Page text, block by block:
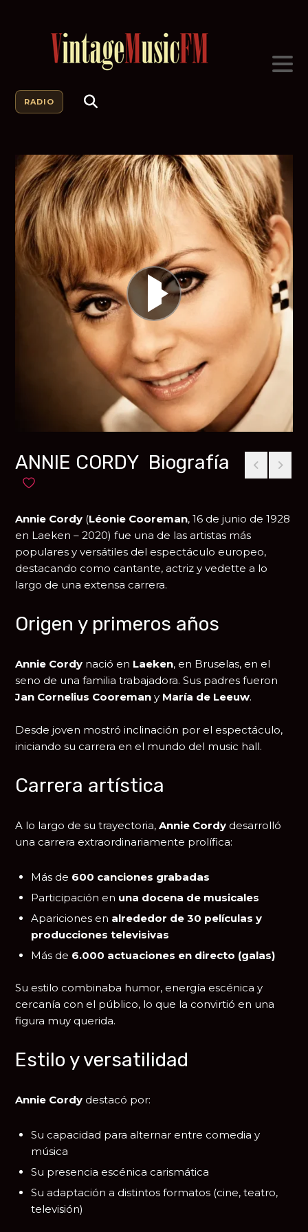
RADIO
ANNIE CORDY Biografía
Añadir a favoritos
Annie Cordy (Léonie Cooreman, 16 de junio de 1928
en Laeken – 2020) fue una de las artistas más
populares y versátiles del espectáculo europeo,
destacando como cantante, actriz y vedette a lo
largo de una extensa carrera.
Origen y primeros años
Annie Cordy nació en Laeken, en Bruselas, en el
seno de una familia trabajadora. Sus padres fueron
Jan Cornelius Cooreman y María de Leeuw.
Desde joven mostró inclinación por el espectáculo,
iniciando su carrera en el mundo del music hall.
Carrera artística
A lo largo de su trayectoria,Annie Cordy desarrolló
una carrera extraordinariamente prolífica:
Más de 600 canciones grabadas
Participación en una docena de musicales
Apariciones en alrededor de 30 películas y
producciones televisivas
Más de 6.000 actuaciones en directo (galas)
Su estilo combinaba humor, energía escénica y
cercanía con el público, lo que la convirtió en una
figura muy querida.
Estilo y versatilidad
Annie Cordy destacó por:
Su capacidad para alternar entre comedia y
música
Su presencia escénica carismática
Su adaptación a distintos formatos (cine, teatro,
televisión)